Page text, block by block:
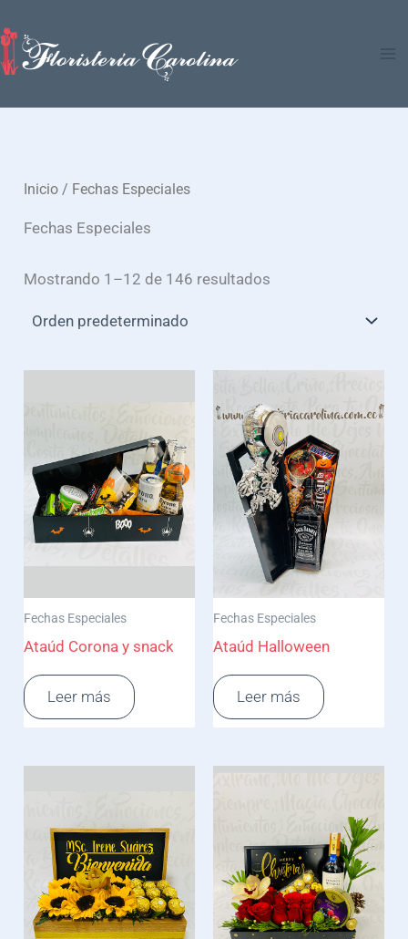
al
contenido
Inicio / Fechas Especiales
Fechas Especiales
Mostrando 1–12 de 146 resultados
Fechas Especiales
Ataúd Corona y snack
Leer más
Fechas Especiales
Ataúd Halloween
Leer más